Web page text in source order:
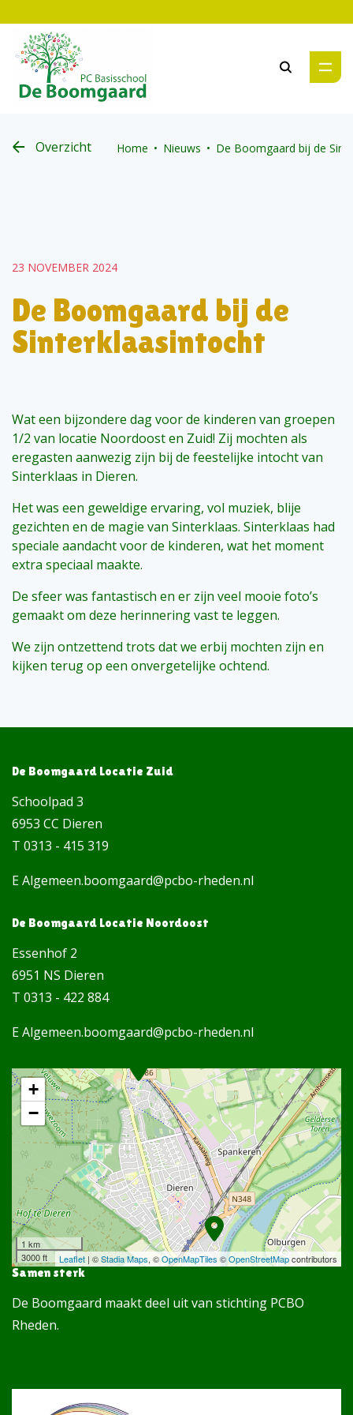
Zoeken
Overzicht Home Nieuws De Boomgaard bij de
23 NOVEMBER 2024
De Boomgaard bij de
Sinterklaasintocht
Wat een bijzondere dag voor de kinderen van groepen
1/2 van locatie Noordoost en Zuid! Zij mochten als
eregasten aanwezig zijn bij de feestelijke intocht van
Sinterklaas in Dieren.
Het was een geweldige ervaring, vol muziek, blije
gezichten en de magie van Sinterklaas. Sinterklaas had
speciale aandacht voor de kinderen, wat het moment
extra speciaal maakte.
De sfeer was fantastisch en er zijn veel mooie foto’s
gemaakt om deze herinnering vast te leggen.
We zijn ontzettend trots dat we erbij mochten zijn en
kijken terug op een onvergetelijke ochtend.
De Boomgaard Locatie Zuid
Schoolpad 3
6953 CC Dieren
T 0313 - 415 319
E Algemeen.boomgaard@pcbo-rheden.nl
De Boomgaard Locatie Noordoost
Essenhof 2
6951 NS Dieren
T 0313 - 422 884
E Algemeen.boomgaard@pcbo-rheden.nl
+
−
1 km
3000 ft
Leaflet | ©Stadia Maps, ©OpenMapTiles ©OpenStreetMapcontributors
Samen sterk
De Boomgaard maakt deel uit van stichting PCBO
Rheden.